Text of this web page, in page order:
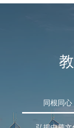
同根同心